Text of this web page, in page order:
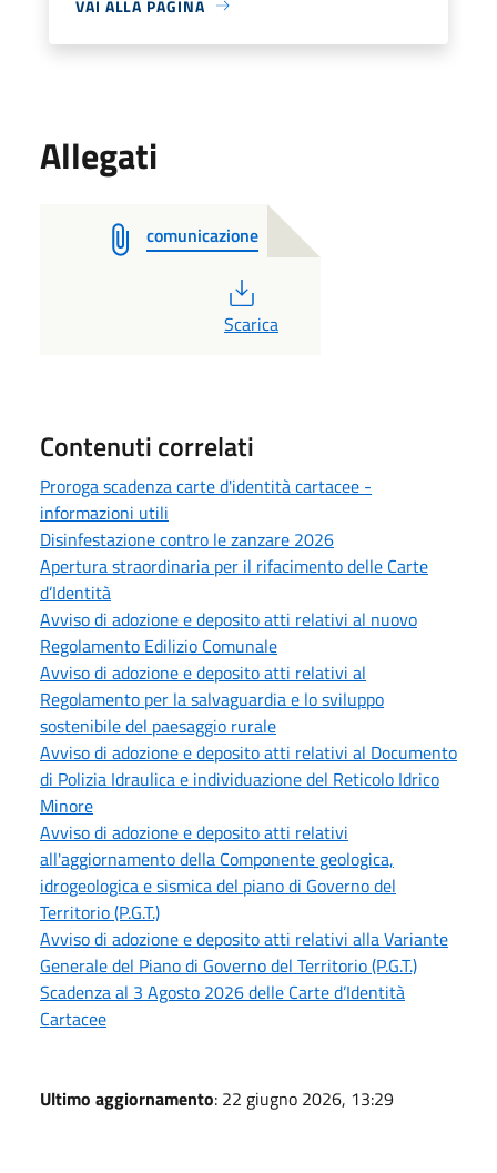
VAI ALLA PAGINA
Allegati
comunicazione
PDF
Scarica
Contenuti correlati
Proroga scadenza carte d'identità cartacee -
informazioni utili
Disinfestazione contro le zanzare 2026
Apertura straordinaria per il rifacimento delle Carte
d’Identità
Avviso di adozione e deposito atti relativi al nuovo
Regolamento Edilizio Comunale
Avviso di adozione e deposito atti relativi al
Regolamento per la salvaguardia e lo sviluppo
sostenibile del paesaggio rurale
Avviso di adozione e deposito atti relativi al Documento
di Polizia Idraulica e individuazione del Reticolo Idrico
Minore
Avviso di adozione e deposito atti relativi
all'aggiornamento della Componente geologica,
idrogeologica e sismica del piano di Governo del
Territorio (P.G.T.)
Avviso di adozione e deposito atti relativi alla Variante
Generale del Piano di Governo del Territorio (P.G.T.)
Scadenza al 3 Agosto 2026 delle Carte d’Identità
Cartacee
Ultimo aggiornamento: 22 giugno 2026, 13:29